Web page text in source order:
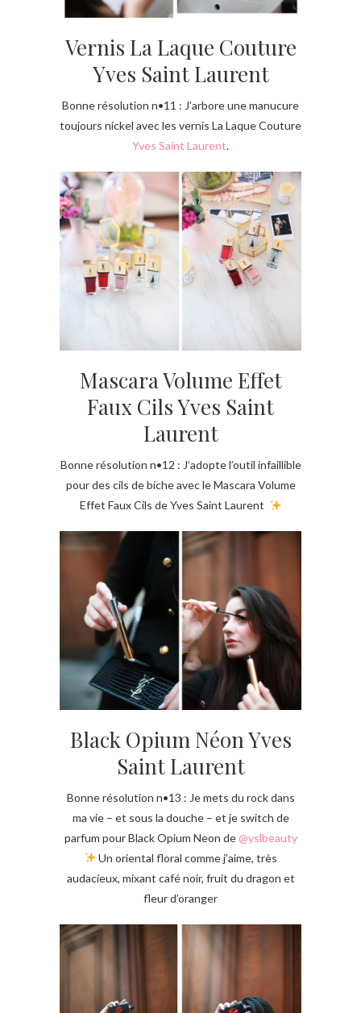
Vernis La Laque Couture
Yves Saint Laurent
Bonne résolution n•11 : J’arbore une manucure
toujours nickel avec les vernis La Laque Couture
Yves Saint Laurent.
Mascara Volume Effet
Faux Cils Yves Saint
Laurent
Bonne résolution n•12 : J’adopte l’outil infaillible
pour des cils de biche avec le Mascara Volume
Effet Faux Cils de Yves Saint Laurent
Black Opium Néon Yves
Saint Laurent
Bonne résolution n•13 : Je mets du rock dans
ma vie – et sous la douche – et je switch de
parfum pour Black Opium Neon de@yslbeauty
Un oriental floral comme j’aime, très
audacieux, mixant café noir, fruit du dragon et
fleur d’oranger